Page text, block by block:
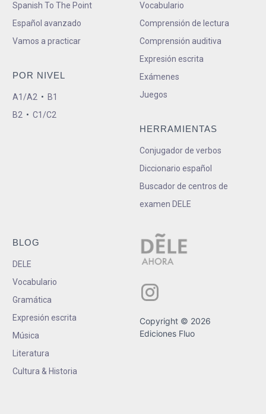
Spanish To The Point
Español avanzado
Vamos a practicar
POR NIVEL
A1/A2 • B1
B2 • C1/C2
Vocabulario
Comprensión de lectura
Comprensión auditiva
Expresión escrita
Exámenes
Juegos
HERRAMIENTAS
Conjugador de verbos
Diccionario español
Buscador de centros de
examen DELE
BLOG
DELE
Vocabulario
Gramática
Expresión escrita
Música
Literatura
Cultura & Historia
Copyright © 2026
Ediciones Fluo